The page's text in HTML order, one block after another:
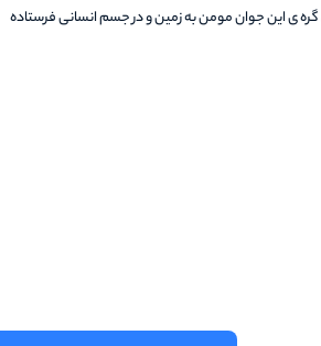
ی این جوان مومن به زمین و در جسم انسانی فرستاده